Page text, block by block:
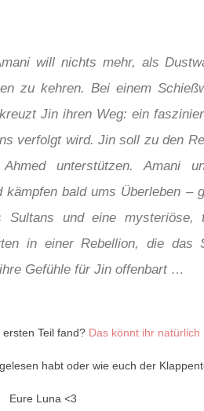
will nichts mehr, als
zu kehren. Bei einem
Jin ihren Weg: ein
verfolgt wird. Jin soll zu den
unterstützen. Amani
bald ums Überleben –
Sultans und eine mysteriöse,
in einer Rebellion, die das
Gefühle für Jin offenbart …
Teil fand?Das könnt ihr natürlich
habt oder wie euch der
Eure Luna <3